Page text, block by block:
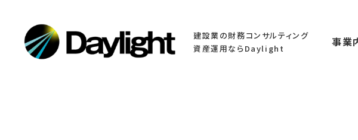
建設業の財務コンサルティング
資産運用ならDaylight
事業